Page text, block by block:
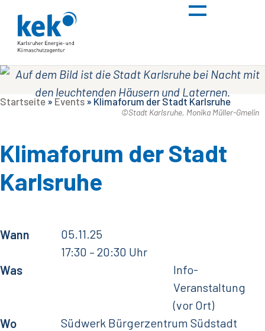
©Stadt Karlsruhe, Monika Müller-Gmelin
Startseite » Events » Klimaforum der Stadt Karlsruhe
Klimaforum der Stadt
Karlsruhe
Wann
05.11.25
17:30 – 20:30 Uhr
Was
Info-
Veranstaltung
(vor Ort)
Wo
Südwerk Bürgerzentrum Südstadt